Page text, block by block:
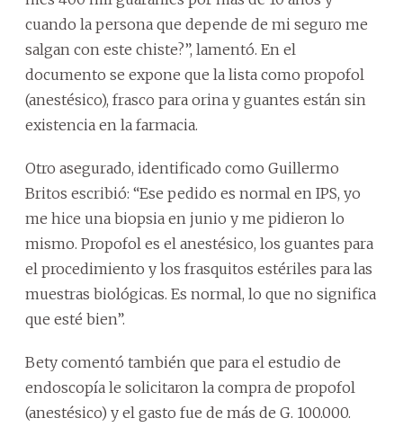
cuando la persona que depende de mi seguro me
salgan con este chiste?”, lamentó. En el
documento se expone que la lista como propofol
(anestésico), frasco para orina y guantes están sin
existencia en la farmacia.
Otro asegurado, identificado como Guillermo
Britos escribió: “Ese pedido es normal en IPS, yo
me hice una biopsia en junio y me pidieron lo
mismo. Propofol es el anestésico, los guantes para
el procedimiento y los frasquitos estériles para las
muestras biológicas. Es normal, lo que no significa
que esté bien”.
Bety comentó también que para el estudio de
endoscopía le solicitaron la compra de propofol
(anestésico) y el gasto fue de más de G. 100.000.